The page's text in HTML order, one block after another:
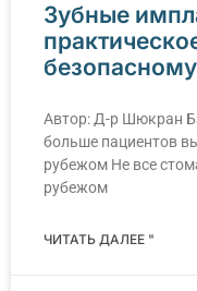
Зубные
Автор: Д-р Шюкран
больше пациентов
рубежом Не все
рубежом
ЧИТАТЬ ДАЛЕЕ "